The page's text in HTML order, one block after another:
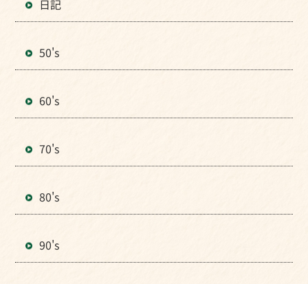
日記
50's
60's
70's
80's
90's